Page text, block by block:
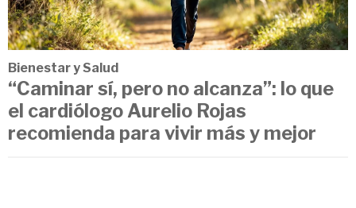
Bienestar y Salud
“Caminar sí, pero no alcanza”: lo que
el cardiólogo Aurelio Rojas
recomienda para vivir más y mejor